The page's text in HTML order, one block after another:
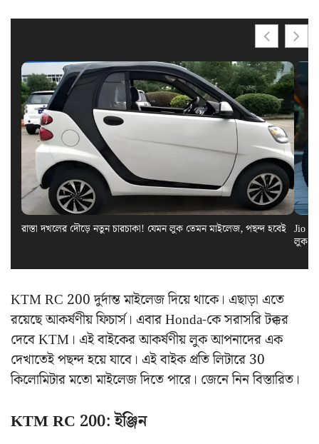
রাস্তা দখলের দৌড়ে নতুন চারচাকা! যেমন লুক তেমন মাইলেজ, পছন্দ হবেই Jio
লুক
KTM RC 200 দুর্দান্ত মাইলেজ দিয়ে থাকে। এছাড়া এতে
রয়েছে আকর্ষণীয় ফিচার্স। এবার Honda-কে সরাসরি টক্কর
দেবে KTM। এই বাইকের আকর্ষণীয় লুক আপনাদের এক
দেখাতেই পছন্দ হয়ে যাবে। এই বাইক প্রতি লিটারে 30
কিলোমিটার মতো মাইলেজ দিতে পারে। জেনে নিন বিস্তারিত।
KTM RC 200: ইঞ্জিন